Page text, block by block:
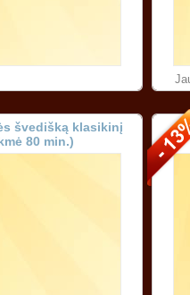
švedišką klasikinį
80 min.)